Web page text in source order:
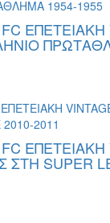
ΕΠΕΤΕΙΑΚΗ
ΕΠΕΤΕΙΑΚΗ
SUPER